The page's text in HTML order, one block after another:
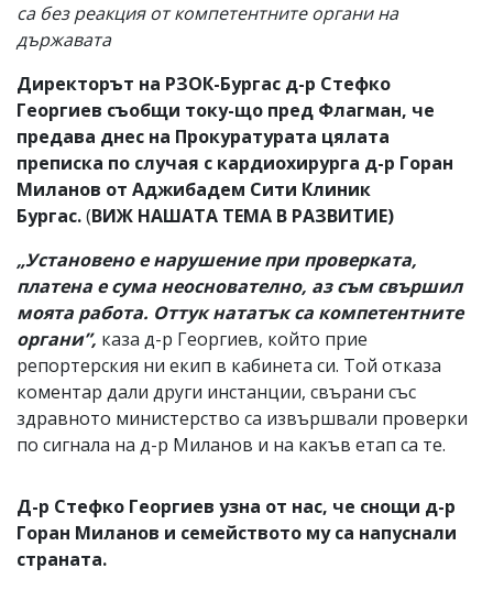
са без реакция от компетентните органи на
държавата
Директорът на РЗОК-Бургас д-р Стефко
Георгиев съобщи току-що пред Флагман, че
предава днес на Прокуратурата цялата
преписка по случая с кардиохирурга д-р Горан
Миланов от Аджибадем Сити Клиник
Бургас.(ВИЖ НАШАТА ТЕМА В РАЗВИТИЕ)
„Установено е нарушение при проверката,
платена е сума неоснователно, аз съм свършил
моята работа. Оттук нататък са компетентните
органи”, каза д-р Георгиев, който прие
репортерския ни екип в кабинета си. Той отказа
коментар дали други инстанции, свърани със
здравното министерство са извършвали проверки
по сигнала на д-р Миланов и на какъв етап са те.
Д-р Стефко Георгиев узна от нас, че снощи д-р
Горан Миланов и семейството му са напуснали
страната.